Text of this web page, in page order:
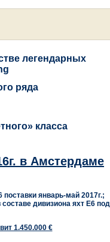
легендарных
ряда
класса
в Амстердаме
январь-май 2017г.;
дивизиона яхт Е6 под
1.450.000 €